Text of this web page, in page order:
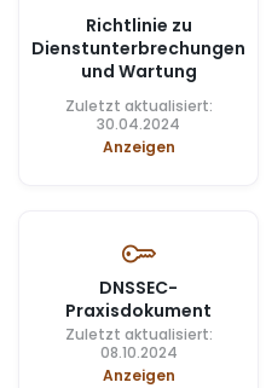
Richtlinie zu
Dienstunterbrechungen
und Wartung
Zuletzt aktualisiert:
30.04.2024
Anzeigen
DNSSEC-
Praxisdokument
Zuletzt aktualisiert:
08.10.2024
Anzeigen